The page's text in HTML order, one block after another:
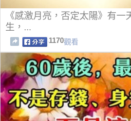
《感激月亮，否定太陽》有
生，...
1170觀看